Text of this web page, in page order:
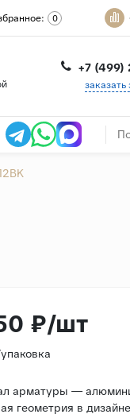
0
+7 (499)
заказать
₽/шт
арматуры —
геометрия в